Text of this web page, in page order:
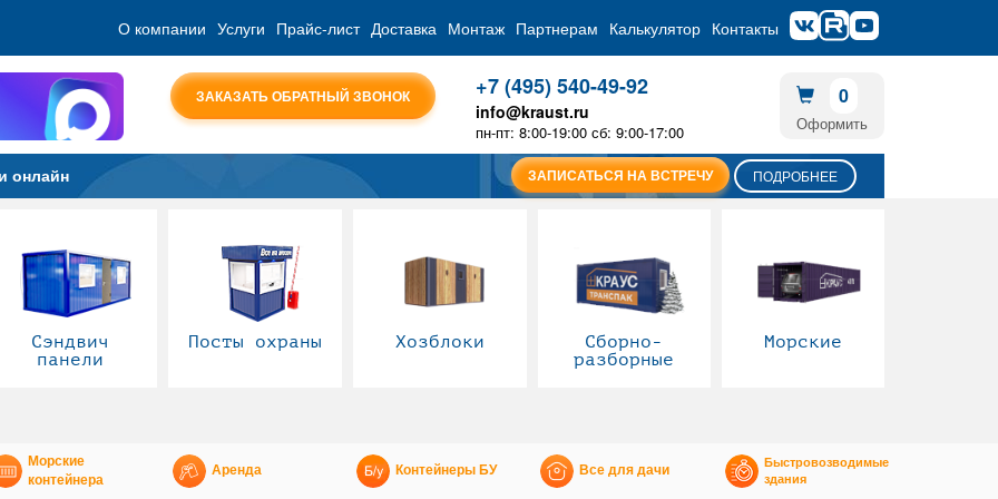
О компании Услуги Прайс-лист Доставка Монтаж Партнерам Калькулятор Контакты
ЗАКАЗАТЬ ОБРАТНЫЙ ЗВОНОК +7 (495) 540-49-92
info@kraust.ru
пн-пт: 8:00-19:00 сб: 9:00-17:00
0
Оформить
онлайн ЗАПИСАТЬСЯ НА ВСТРЕЧУ ПОДРОБНЕЕ
Сэндвич
панели
Посты охраны Хозблоки
Сборно-
разборные
Морские
Морские
контейнера
Аренда Контейнеры БУ Все для дачи
Быстровозводимые
здания